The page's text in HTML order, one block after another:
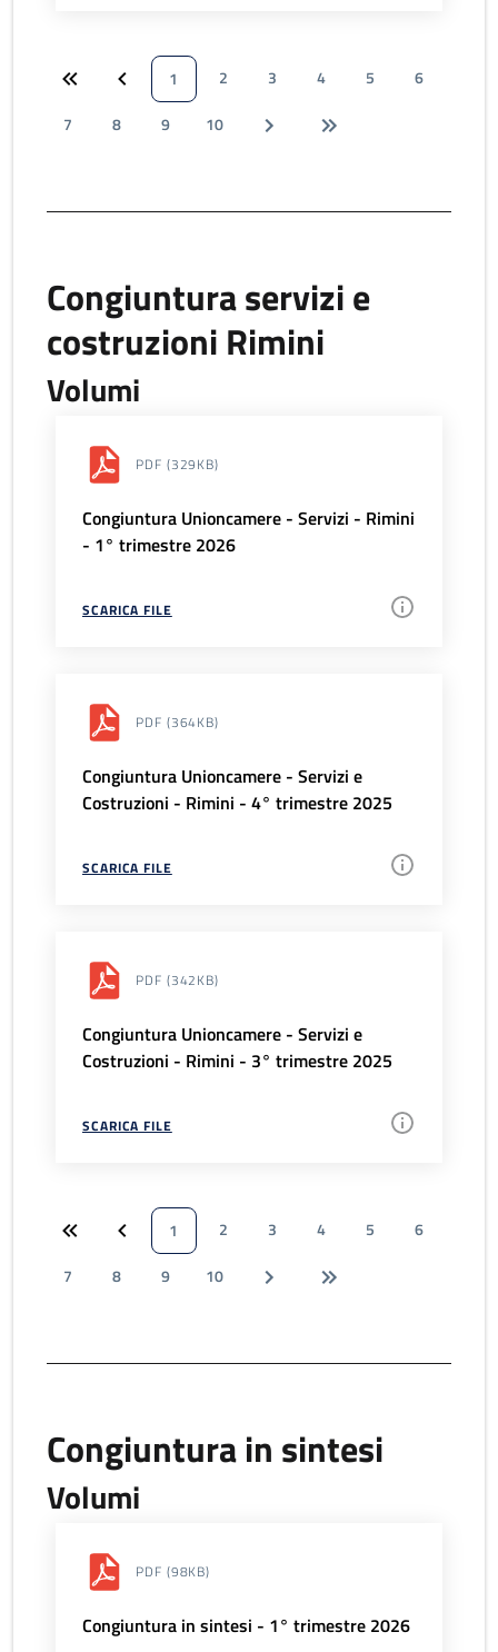
1 2 3 4 5
6
7
8 9 10
Congiuntura servizi e
costruzioni Rimini
Volumi
PDF (329KB)
Congiuntura Unioncamere - Servizi - Rimini
- 1° trimestre 2026
SCARICA FILE
PDF (364KB)
Congiuntura Unioncamere - Servizi e
Costruzioni - Rimini - 4° trimestre 2025
SCARICA FILE
PDF (342KB)
Congiuntura Unioncamere - Servizi e
Costruzioni - Rimini - 3° trimestre 2025
SCARICA FILE
1 2 3 4 5
6
7
8 9 10
Congiuntura in sintesi
Volumi
PDF (98KB)
Congiuntura in sintesi - 1° trimestre 2026